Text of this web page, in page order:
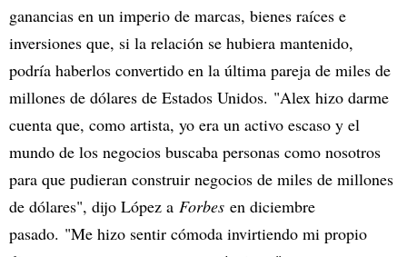
ganancias en un imperio de marcas, bienes raíces e
inversiones que, si la relación se hubiera mantenido,
podría haberlos convertido en la última pareja de miles de
millones de dólares de Estados Unidos. "Alex hizo darme
cuenta que, como artista, yo era un activo escaso y el
mundo de los negocios buscaba personas como nosotros
para que pudieran construir negocios de miles de millones
de dólares", dijo López a Forbes en diciembre
pasado. "Me hizo sentir cómoda invirtiendo mi propio